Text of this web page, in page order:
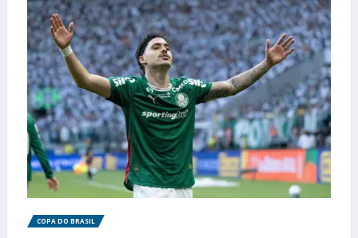
COPA DO BRASIL